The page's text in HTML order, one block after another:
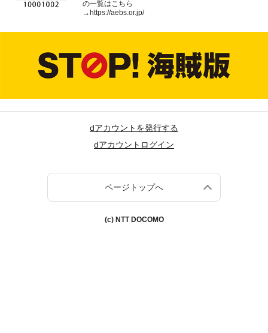
の一覧はこちら
→ https://aebs.or.jp/
dアカウントを発行する
dアカウントログイン
ページトップへ
(c) NTT DOCOMO